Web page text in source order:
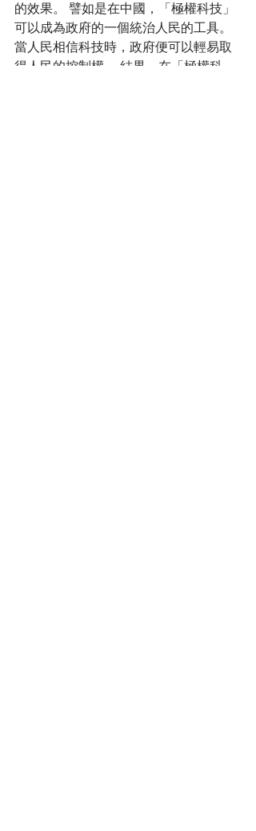
的效果。 譬如是在中國，「極權科技」
可以成為政府的一個統治人民的工具。
當人民相信科技時，政府便可以輕易取
得人民的控制權。 結果，在「極權科